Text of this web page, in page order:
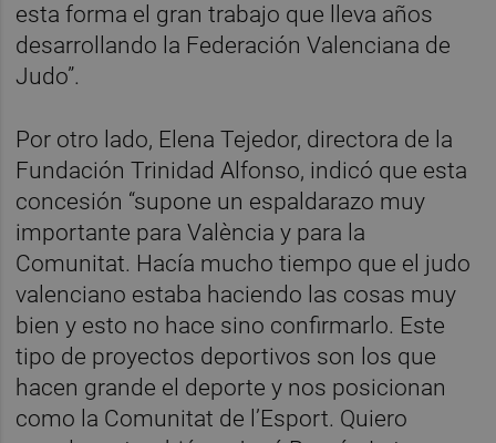
esta forma el gran trabajo que lleva años
desarrollando la Federación Valenciana de
Judo”.
Por otro lado, Elena Tejedor, directora de la
Fundación Trinidad Alfonso, indicó que esta
concesión “supone un espaldarazo muy
importante para València y para la
Comunitat. Hacía mucho tiempo que el judo
valenciano estaba haciendo las cosas muy
bien y esto no hace sino confirmarlo. Este
tipo de proyectos deportivos son los que
hacen grande el deporte y nos posicionan
como la Comunitat de l’Esport. Quiero